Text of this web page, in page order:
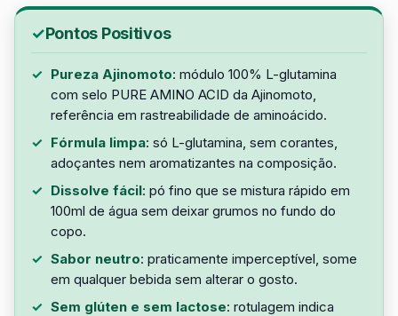
Pontos Positivos
Pureza Ajinomoto: módulo 100% L-glutamina
com selo PURE AMINO ACID da Ajinomoto,
referência em rastreabilidade de aminoácido.
Fórmula limpa: só L-glutamina, sem corantes,
adoçantes nem aromatizantes na composição.
Dissolve fácil: pó fino que se mistura rápido em
100ml de água sem deixar grumos no fundo do
copo.
Sabor neutro: praticamente imperceptível, some
em qualquer bebida sem alterar o gosto.
Sem glúten e sem lactose: rotulagem indica